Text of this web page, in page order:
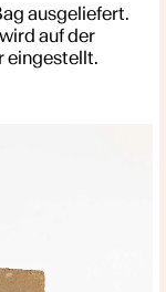
ausgeliefert.
auf der
eingestellt.